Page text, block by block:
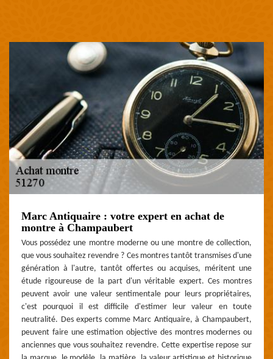
Marc Antiquaire : votre expert en achat de
montre à Champaubert
Vous possédez une montre moderne ou une montre de collection,
que vous souhaitez revendre ? Ces montres tantôt transmises d'une
génération à l'autre, tantôt offertes ou acquises, méritent une
étude rigoureuse de la part d'un véritable expert. Ces montres
peuvent avoir une valeur sentimentale pour leurs propriétaires,
c'est pourquoi il est difficile d'estimer leur valeur en toute
neutralité. Des experts comme Marc Antiquaire, à Champaubert,
peuvent faire une estimation objective des montres modernes ou
anciennes que vous souhaitez revendre. Cette expertise repose sur